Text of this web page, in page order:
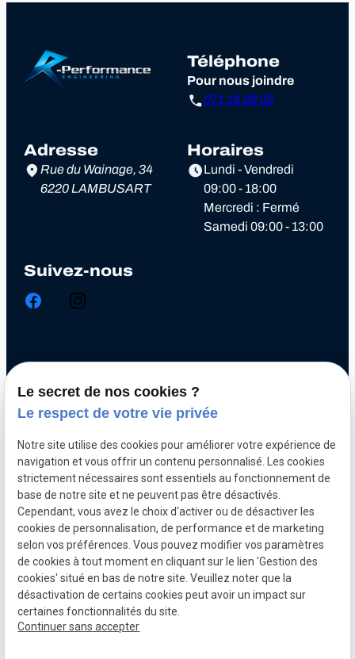
Téléphone
Pour nous joindre
071 18 29 03
Adresse
Rue du Wainage, 34
6220 LAMBUSART
Horaires
Lundi - Vendredi
09:00 - 18:00
Mercredi : Fermé
Samedi 09:00 - 13:00
Suivez-nous
Optimisation automobile
Diagnostic électronique
Echappement inox et titane
Décalaminage hydrogène
Clonage de calculateur moteur
Mentions
légales
Politique de
confidentialité
Gestion
des
cookies
Plan du
site
CGV
Le secret de nos cookies ?
Le respect de votre vie privée
Notre site utilise des cookies pour améliorer votre expérience de
navigation et vous offrir un contenu personnalisé. Les cookies
strictement nécessaires sont essentiels au fonctionnement de
base de notre site et ne peuvent pas être désactivés.
Cependant, vous avez le choix d'activer ou de désactiver les
cookies de personnalisation, de performance et de marketing
selon vos préférences. Vous pouvez modifier vos paramètres
de cookies à tout moment en cliquant sur le lien 'Gestion des
cookies' situé en bas de notre site. Veuillez noter que la
désactivation de certains cookies peut avoir un impact sur
certaines fonctionnalités du site.
Continuer sans accepter